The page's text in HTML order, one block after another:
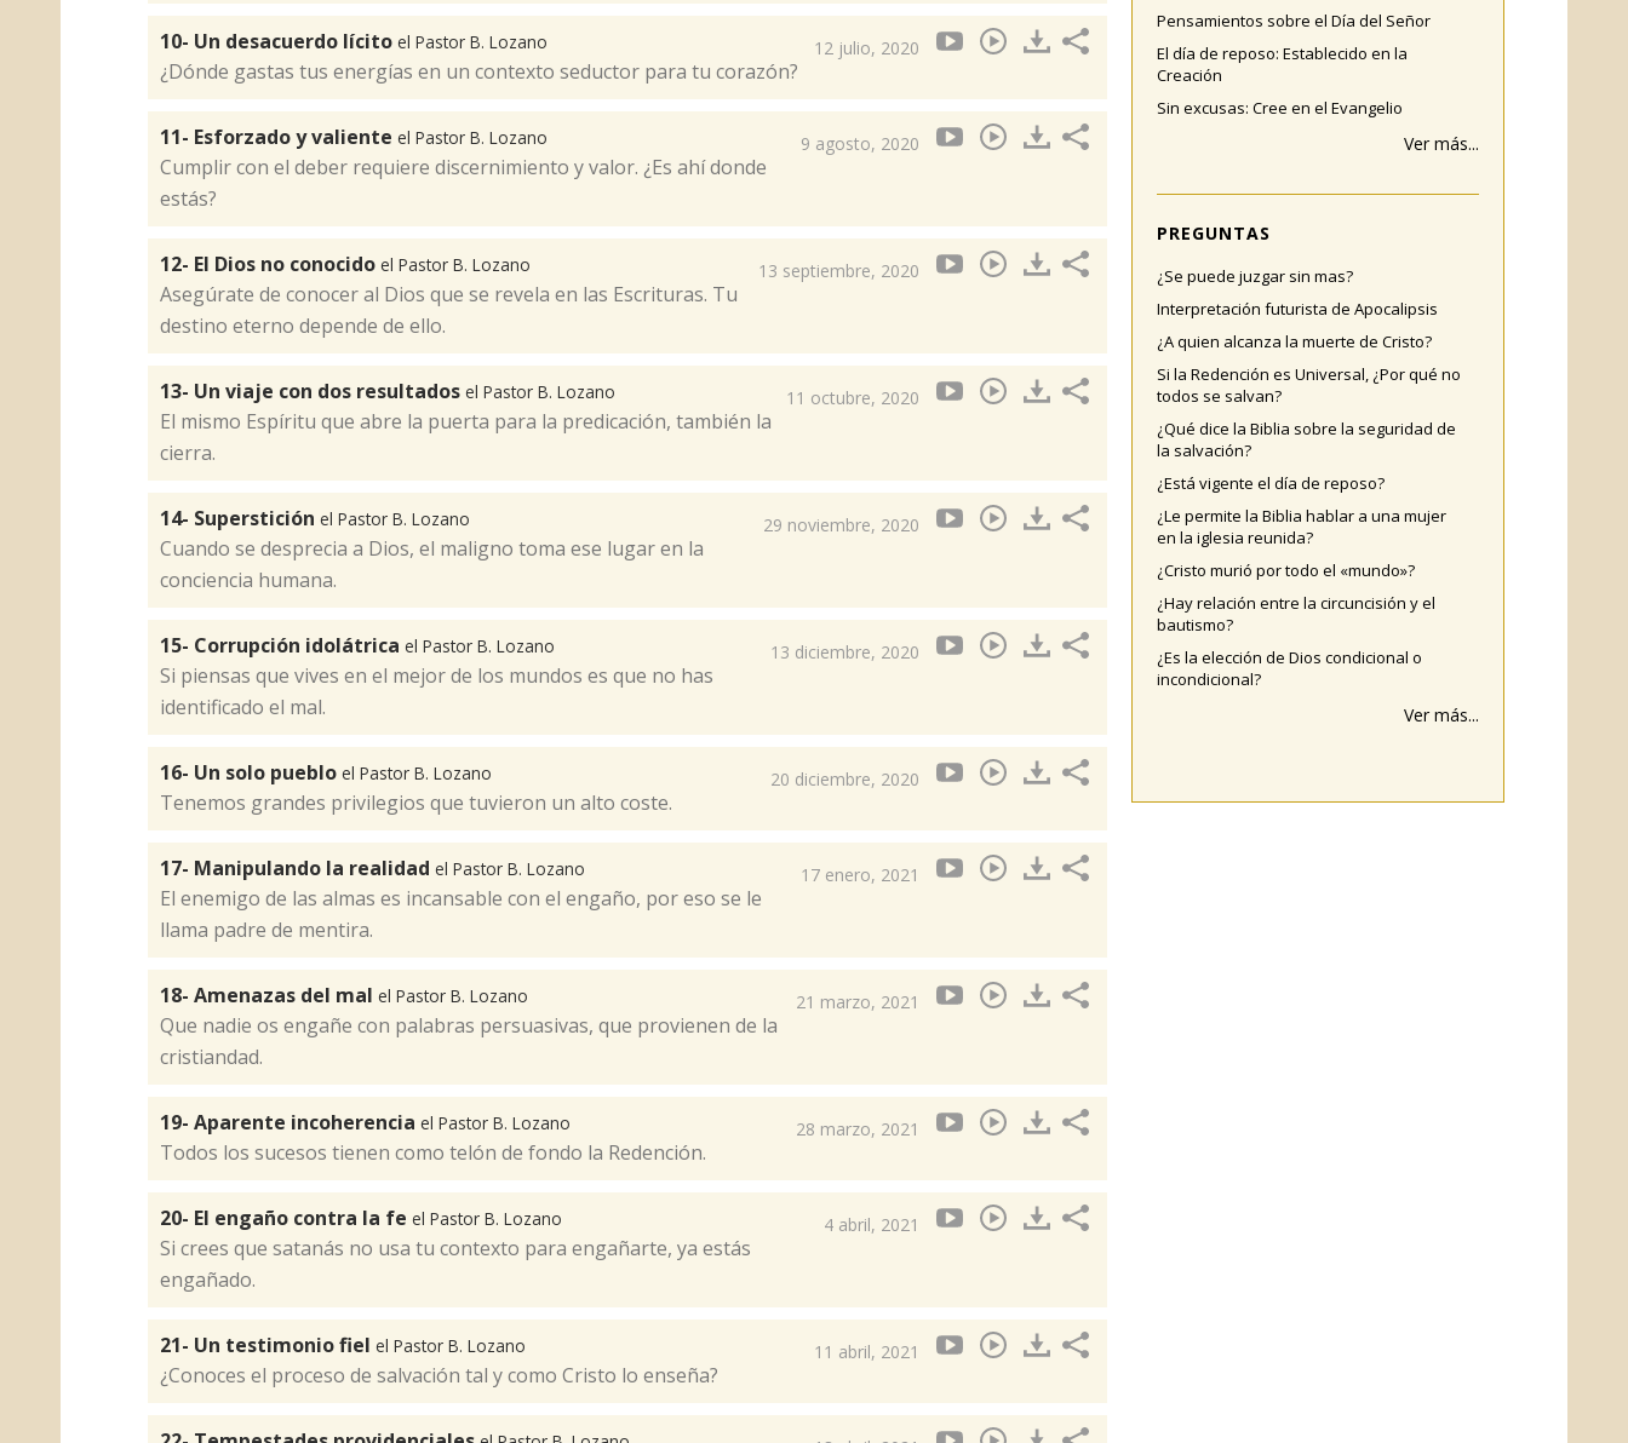
10- Un desacuerdo lícito el Pastor B. Lozano 12 julio, 2020
¿Dónde gastas tus energías en un contexto seductor para tu corazón?
11- Esforzado y valiente el Pastor B. Lozano 9 agosto, 2020
Cumplir con el deber requiere discernimiento y valor. ¿Es ahí donde
estás?
12- El Dios no conocido el Pastor B. Lozano 13 septiembre, 2020
Asegúrate de conocer al Dios que se revela en las Escrituras. Tu
destino eterno depende de ello.
13- Un viaje con dos resultados el Pastor B. Lozano 11 octubre, 2020
El mismo Espíritu que abre la puerta para la predicación, también la
cierra.
14- Superstición el Pastor B. Lozano 29 noviembre, 2020
Cuando se desprecia a Dios, el maligno toma ese lugar en la
conciencia humana.
15- Corrupción idolátrica el Pastor B. Lozano 13 diciembre, 2020
Si piensas que vives en el mejor de los mundos es que no has
identificado el mal.
16- Un solo pueblo el Pastor B. Lozano 20 diciembre, 2020
Tenemos grandes privilegios que tuvieron un alto coste.
17- Manipulando la realidad el Pastor B. Lozano 17 enero, 2021
El enemigo de las almas es incansable con el engaño, por eso se le
llama padre de mentira.
18- Amenazas del mal el Pastor B. Lozano 21 marzo, 2021
Que nadie os engañe con palabras persuasivas, que provienen de la
cristiandad.
19- Aparente incoherencia el Pastor B. Lozano 28 marzo, 2021
Todos los sucesos tienen como telón de fondo la Redención.
20- El engaño contra la fe el Pastor B. Lozano 4 abril, 2021
Si crees que satanás no usa tu contexto para engañarte, ya estás
engañado.
21- Un testimonio fiel el Pastor B. Lozano 11 abril, 2021
¿Conoces el proceso de salvación tal y como Cristo lo enseña?
Pensamientos sobre el Día del Señor
El día de reposo: Establecido en la
Creación
Sin excusas: Cree en el Evangelio
Ver más...
PREGUNTAS
¿Se puede juzgar sin mas?
Interpretación futurista de Apocalipsis
¿A quien alcanza la muerte de Cristo?
Si la Redención es Universal, ¿Por qué no
todos se salvan?
¿Qué dice la Biblia sobre la seguridad de
la salvación?
¿Está vigente el día de reposo?
¿Le permite la Biblia hablar a una mujer
en la iglesia reunida?
¿Cristo murió por todo el «mundo»?
¿Hay relación entre la circuncisión y el
bautismo?
¿Es la elección de Dios condicional o
incondicional?
Ver más...